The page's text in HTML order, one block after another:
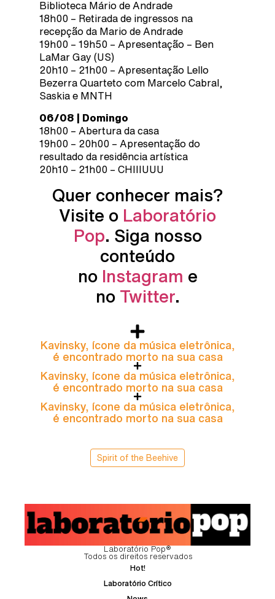
Biblioteca Mário de Andrade
18h00 – Retirada de ingressos na
recepção da Mario de Andrade
19h00 – 19h50 – Apresentação – Ben
LaMar Gay (US)
20h10 – 21h00 – Apresentação Lello
Bezerra Quarteto com Marcelo Cabral,
Saskia e MNTH
06/08 | Domingo
18h00 – Abertura da casa
19h00 – 20h00 – Apresentação do
resultado da residência artística
20h10 – 21h00 – CHIIIUUU
Quer conhecer mais?
Visite o Laboratório
Pop. Siga nosso
conteúdo
no Instagram e
no Twitter.
Kavinsky, ícone da música eletrônica,
é encontrado morto na sua casa
Kavinsky, ícone da música eletrônica,
é encontrado morto na sua casa
Kavinsky, ícone da música eletrônica,
é encontrado morto na sua casa
Spirit of the Beehive
Laboratório Pop®
Todos os direitos reservados
Hot!
Laboratório Crítico